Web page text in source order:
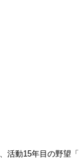
活動15年目の野望